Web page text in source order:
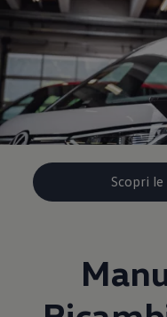
Scopri